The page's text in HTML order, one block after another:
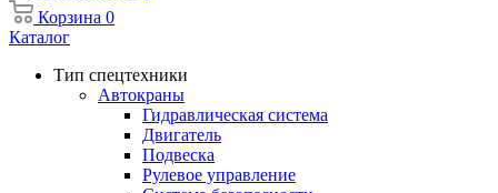
Корзина 0
Каталог
Тип спецтехники
Автокраны
Гидравлическая система
Двигатель
Подвеска
Рулевое управление